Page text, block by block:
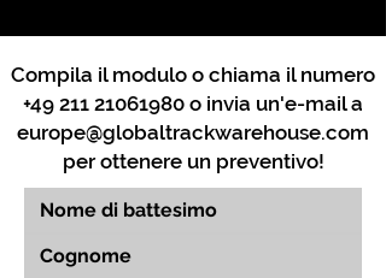
Compila il modulo o chiama il numero
+49 211 21061980 o invia un'e-mail a
europe@globaltrackwarehouse.com
per ottenere un preventivo!